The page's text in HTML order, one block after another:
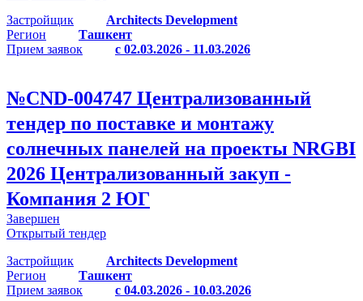
Застройщик
Architects Development
Регион
Ташкент
Прием заявок
с 02.03.2026 - 11.03.2026
№CND-004747 Централизованный
тендер по поставке и монтажу
солнечных панелей на проекты NRGBI
2026 Централизованный закуп -
Компания 2 ЮГ
Завершен
Открытый тендер
Застройщик
Architects Development
Регион
Ташкент
Прием заявок
с 04.03.2026 - 10.03.2026